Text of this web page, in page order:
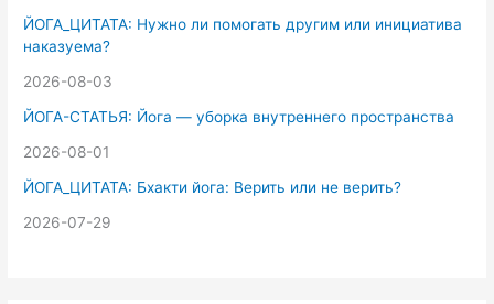
ЙОГА_ЦИТАТА: Нужно ли помогать другим или инициатива
наказуема?
2026-08-03
ЙОГА-СТАТЬЯ: Йога — уборка внутреннего пространства
2026-08-01
ЙОГА_ЦИТАТА: Бхакти йога: Верить или не верить?
2026-07-29